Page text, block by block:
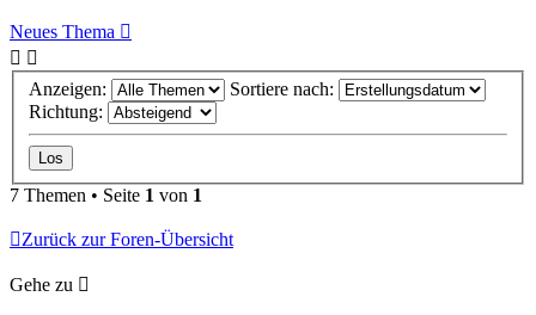
Neues Thema
Anzeigen:
Sortiere nach:
Richtung:
7 Themen • Seite 1 von 1
Zurück zur Foren-Übersicht
Gehe zu